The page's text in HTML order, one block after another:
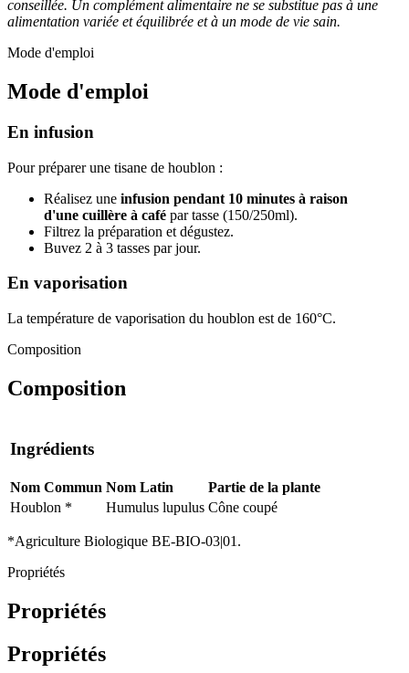
conseillée. Un complément alimentaire ne se substitue pas à une
alimentation variée et équilibrée et à un mode de vie sain.
Mode d'emploi
Mode d'emploi
En infusion
Pour préparer une tisane de houblon :
Réalisez une infusion pendant 10 minutes à raison
d'une cuillère à café par tasse (150/250ml).
Filtrez la préparation et dégustez.
Buvez 2 à 3 tasses par jour.
En vaporisation
La température de vaporisation du houblon est de 160°C.
Composition
Composition
Ingrédients
Nom Commun Nom Latin
Partie de la plante
Houblon *
Humulus lupulus Cône coupé
*Agriculture Biologique BE-BIO-03|01.
Propriétés
Propriétés
Propriétés